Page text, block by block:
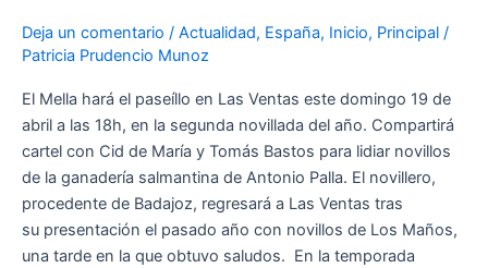
Deja un comentario / Actualidad, España, Inicio, Principal /
Patricia Prudencio Munoz
El Mella hará el paseíllo en Las Ventas este domingo 19 de
abril a las 18h, en la segunda novillada del año. Compartirá
cartel con Cid de María y Tomás Bastos para lidiar novillos
de la ganadería salmantina de Antonio Palla. El novillero,
procedente de Badajoz, regresará a Las Ventas tras
su presentación el pasado año con novillos de Los Maños,
una tarde en la que obtuvo saludos. En la temporada
nueva
oportunidad
en
Las
Ventas